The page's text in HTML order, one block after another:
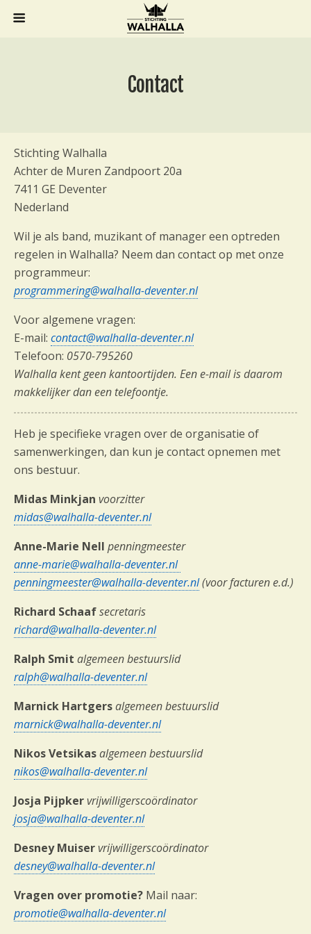
Contact
Stichting Walhalla
Achter de Muren Zandpoort 20a
7411 GE Deventer
Nederland
Wil je als band, muzikant of manager een optreden
regelen in Walhalla? Neem dan contact op met onze
programmeur:
programmering@walhalla-deventer.nl
Voor algemene vragen:
E-mail: contact@walhalla-deventer.nl
Telefoon: 0570-795260
Walhalla kent geen kantoortijden. Een e-mail is daarom
makkelijker dan een telefoontje.
Heb je specifieke vragen over de organisatie of
samenwerkingen, dan kun je contact opnemen met
ons bestuur.
Midas Minkjan voorzitter
midas@walhalla-deventer.nl
Anne-Marie Nell penningmeester
anne-marie@walhalla-deventer.nl
penningmeester@walhalla-deventer.nl(voor facturen e.d.)
Richard Schaafsecretaris
richard@walhalla-deventer.nl
Ralph Smit algemeen bestuurslid
ralph@walhalla-deventer.nl
Marnick Hartgersalgemeen bestuurslid
marnick@walhalla-deventer.nl
Nikos Vetsikasalgemeen bestuurslid
nikos@walhalla-deventer.nl
Josja Pijpkervrijwilligerscoördinator
josja@walhalla-deventer.nl
Desney Muiservrijwilligerscoördinator
desney@walhalla-deventer.nl
Vragen over promotie? Mail naar:
promotie@walhalla-deventer.nl